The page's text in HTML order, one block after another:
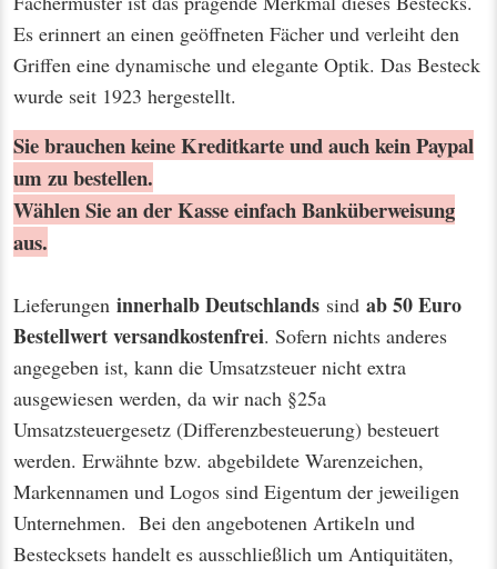
Es erinnert an einen geöffneten Fächer und verleiht den
Griffen eine dynamische und elegante Optik. Das Besteck
wurde seit 1923 hergestellt.
Sie brauchen keine Kreditkarte und auch kein Paypal
um zu bestellen.
Wählen Sie an der Kasse einfach Banküberweisung
aus.
Lieferungen innerhalb Deutschlands sind ab 50 Euro
Bestellwertversandkostenfrei. Sofern nichts anderes
angegeben ist, kann die Umsatzsteuer nicht extra
ausgewiesen werden, da wir nach §25a
Umsatzsteuergesetz (Differenzbesteuerung) besteuert
werden. Erwähnte bzw. abgebildete Warenzeichen,
Markennamen und Logos sind Eigentum der jeweiligen
Unternehmen. Bei den angebotenen Artikeln und
Bestecksets handelt es ausschließlich um Antiquitäten,